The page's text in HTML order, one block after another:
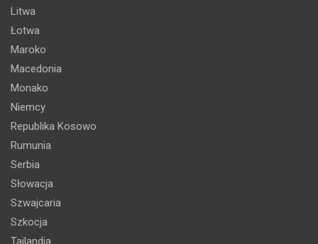
Litwa
Łotwa
Maroko
Macedonia
Monako
Niemcy
Republika Kosowo
Rumunia
Serbia
Słowacja
Szwajcaria
Szkocja
Tajlandia